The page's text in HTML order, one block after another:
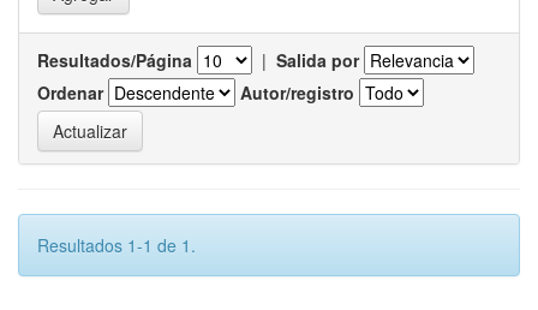
Resultados/Página | Salida por
Ordenar
Autor/registro
Resultados 1-1 de 1.